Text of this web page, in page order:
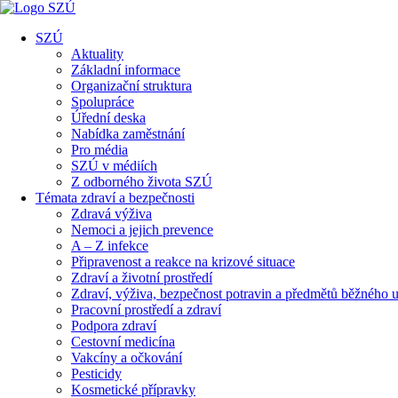
SZÚ
Aktuality
Základní informace
Organizační struktura
Spolupráce
Úřední deska
Nabídka zaměstnání
Pro média
SZÚ v médiích
Z odborného života SZÚ
Témata zdraví a bezpečnosti
Zdravá výživa
Nemoci a jejich prevence
A – Z infekce
Připravenost a reakce na krizové situace
Zdraví a životní prostředí
Zdraví, výživa, bezpečnost potravin a předmětů běžného
Pracovní prostředí a zdraví
Podpora zdraví
Cestovní medicína
Vakcíny a očkování
Pesticidy
Kosmetické přípravky